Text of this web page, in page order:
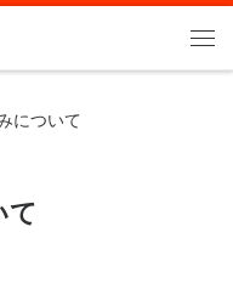
について
て